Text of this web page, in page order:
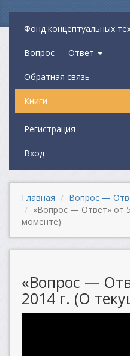
Фонд концептуальных
Вопрос — Ответ
Обратная связь
Книги
Регистрация
Вход
Главная
Вопрос —
«Вопрос — Ответ» от
моменте)
«Вопрос —
2014 г. (О